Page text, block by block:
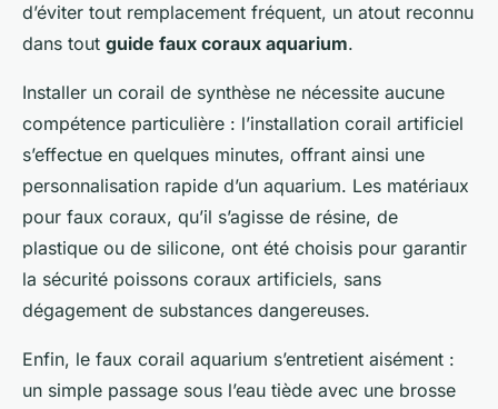
d’éviter tout remplacement fréquent, un atout reconnu
dans tout guide faux coraux aquarium.
Installer un corail de synthèse ne nécessite aucune
compétence particulière : l’installation corail artificiel
s’effectue en quelques minutes, offrant ainsi une
personnalisation rapide d’un aquarium. Les matériaux
pour faux coraux, qu’il s’agisse de résine, de
plastique ou de silicone, ont été choisis pour garantir
la sécurité poissons coraux artificiels, sans
dégagement de substances dangereuses.
Enfin, le faux corail aquarium s’entretient aisément :
un simple passage sous l’eau tiède avec une brosse